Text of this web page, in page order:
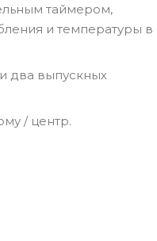
таймером,
и температуры в
два выпускных
/ центр.